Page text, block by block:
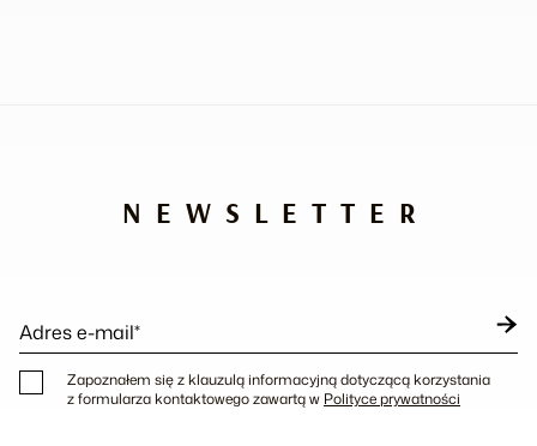
NEWSLETTER
Adres e-mail*
Zapoznałem się z klauzulą informacyjną dotyczącą korzystania
z formularza kontaktowego zawartą w Polityce prywatności